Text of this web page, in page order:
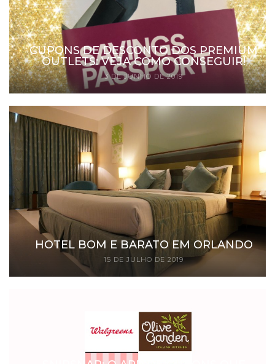
CUPONS DE DESCONTO DOS PREMIUM
OUTLETS: VEJA COMO CONSEGUIR!
3 DE JUNHO DE 2019
HOTEL BOM E BARATO EM ORLANDO
15 DE JULHO DE 2019